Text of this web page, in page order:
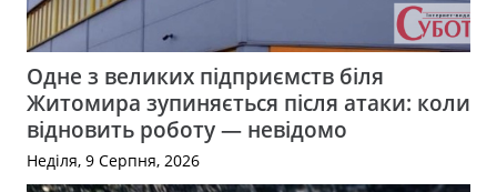
Одне з великих підприємств біля
Житомира зупиняється після атаки: коли
відновить роботу — невідомо
Неділя, 9 Серпня, 2026